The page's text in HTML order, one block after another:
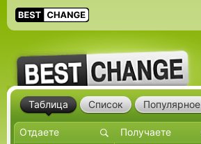
Таблица Список Популярное